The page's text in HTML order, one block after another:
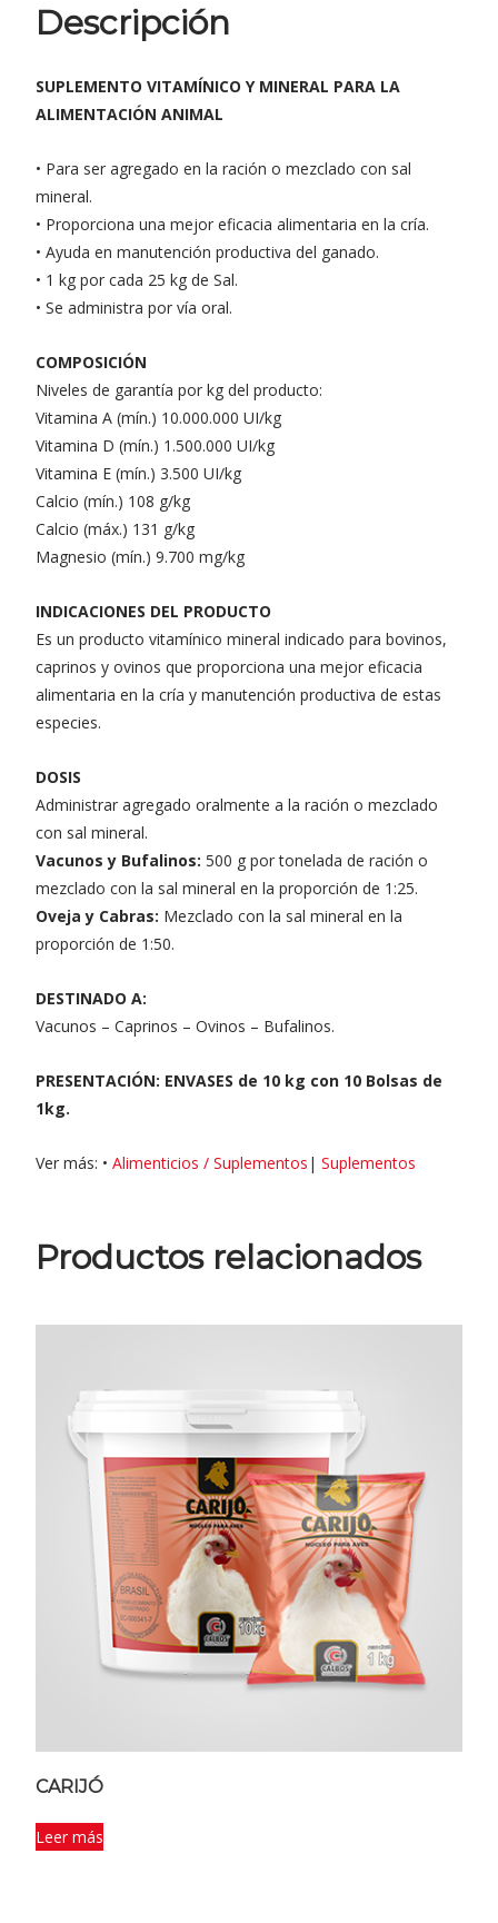
Descripción
SUPLEMENTO VITAMÍNICO Y MINERAL PARA LA
ALIMENTACIÓN ANIMAL
• Para ser agregado en la ración o mezclado con sal
mineral.
• Proporciona una mejor eficacia alimentaria en la cría.
• Ayuda en manutención productiva del ganado.
• 1 kg por cada 25 kg de Sal.
• Se administra por vía oral.
COMPOSICIÓN
Niveles de garantía por kg del producto:
Vitamina A (mín.) 10.000.000 UI/kg
Vitamina D (mín.) 1.500.000 UI/kg
Vitamina E (mín.) 3.500 UI/kg
Calcio (mín.) 108 g/kg
Calcio (máx.) 131 g/kg
Magnesio (mín.) 9.700 mg/kg
INDICACIONES DEL PRODUCTO
Es un producto vitamínico mineral indicado para bovinos,
caprinos y ovinos que proporciona una mejor eficacia
alimentaria en la cría y manutención productiva de estas
especies.
DOSIS
Administrar agregado oralmente a la ración o mezclado
con sal mineral.
Vacunos y Bufalinos: 500 g por tonelada de ración o
mezclado con la sal mineral en la proporción de 1:25.
Oveja y Cabras: Mezclado con la sal mineral en la
proporción de 1:50.
DESTINADO A:
Vacunos – Caprinos – Ovinos – Bufalinos.
PRESENTACIÓN: ENVASES de 10 kg con 10 Bolsas de
1kg.
Ver más: • Alimenticios / Suplementos | Suplementos
Productos relacionados
CARIJÓ
Leer más